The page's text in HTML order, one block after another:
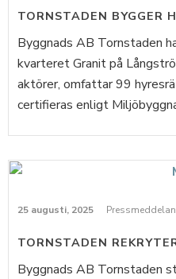
TORNSTADEN BYGGER
Byggnads AB Tornstaden
kvarteret Granit på
aktörer, omfattar 99
certifieras enligt
25 augusti, 2025
TORNSTADEN
Byggnads AB Tornstaden